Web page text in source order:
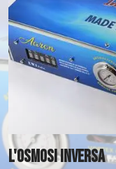
L'Osmosi Inversa